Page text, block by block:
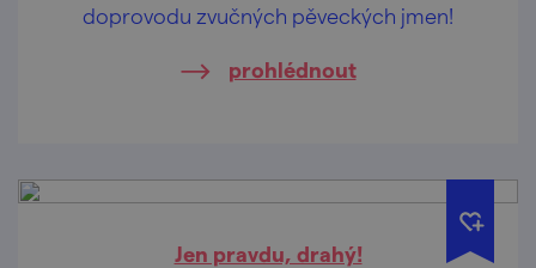
doprovodu zvučných pěveckých jmen!
prohlédnout
Jen pravdu, drahý!